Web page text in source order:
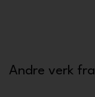
Andre verk